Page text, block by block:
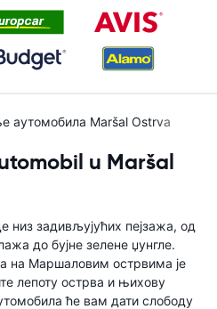
аутомобила Maršal Ostrva
u Maršal
низ задивљујућих пејзажа, од
до бујне зелене џунгле.
на Маршаловим острвима је
лепоту острва и њихову
ће вам дати слободу